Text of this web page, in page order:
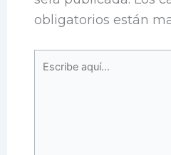
obligatorios están
Escribe